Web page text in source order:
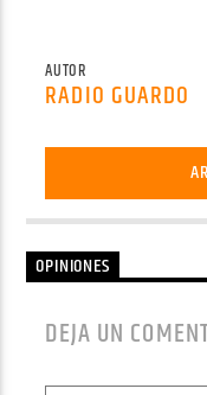
AUTOR
RADIO GUARDO
OPINIONES
DEJA UN